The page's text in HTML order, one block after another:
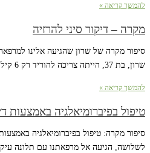
להמשך קריאה »
מקרה – דיקור סיני להרזיה
סיפור מקרה של שרון שהגיעה אלינו
שרון, בת 37, הייתה צריכה להוריד רק 6 קילו. כשהגיעה שרון למרפאה לטיפול
להמשך קריאה »
טיפול בפיברומיאלגיה באמצעות
לשלושה, הגיעה אל מרפאתנו עם תלונה